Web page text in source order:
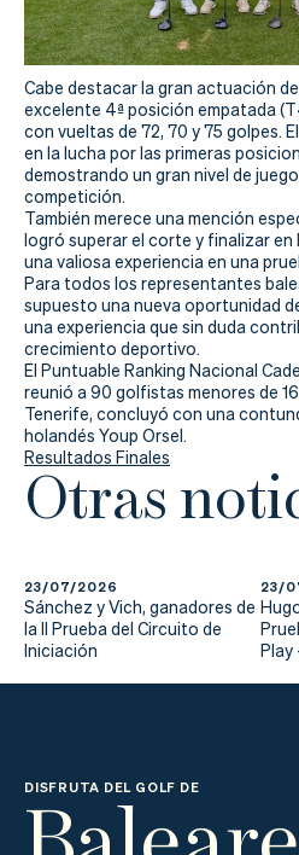
Cabe destacar la gran actuación
excelente 4ª posición empatada
con vueltas de 72, 70 y 75 golpes.
en la lucha por las primeras
demostrando un gran nivel de
competición.
También merece una mención
logró superar el corte y finalizar en
una valiosa experiencia en una
Para todos los representantes
supuesto una nueva oportunidad
una experiencia que sin duda
crecimiento deportivo.
El Puntuable Ranking Nacional
reunió a 90 golfistas menores de
Tenerife, concluyó con una
holandés Youp Orsel.
Resultados Finales
Otras
23/07/2026
Sánchez y Vich, ganadores de
la II Prueba del Circuito de
Iniciación
23/
Play
DISFRUTA DEL GOLF DE